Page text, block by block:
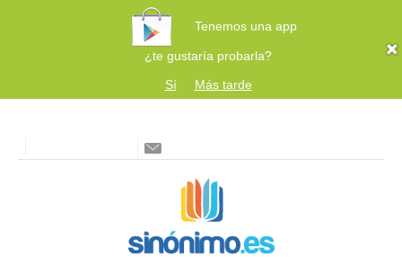
Tenemos una app
¿te gustaría probarla?
Sí
Más tarde